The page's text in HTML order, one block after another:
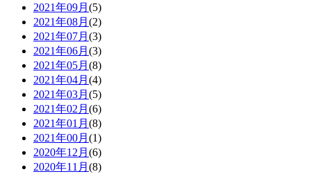
2021年09月 (5)
2021年08月 (2)
2021年07月 (3)
2021年06月 (3)
2021年05月 (8)
2021年04月 (4)
2021年03月 (5)
2021年02月 (6)
2021年01月 (8)
2021年00月 (1)
2020年12月 (6)
2020年11月 (8)